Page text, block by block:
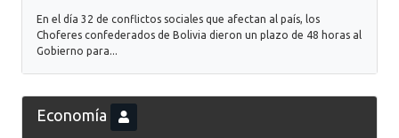
En el día 32 de conflictos sociales que afectan al país, los
Choferes confederados de Bolivia dieron un plazo de 48 horas al
Gobierno para...
Economía